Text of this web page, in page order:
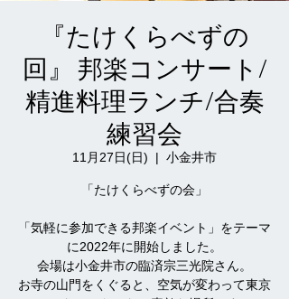
『たけくらべずの
回』 邦楽コンサート/
精進料理ランチ/合奏
練習会
11月27日(日)
  |
小金井市
「たけくらべずの会」
「気軽に参加できる邦楽イベント」をテーマ
に2022年に開始しました。
会場は小金井市の臨済宗三光院さん。
お寺の山門をくぐると、空気が変わって東京